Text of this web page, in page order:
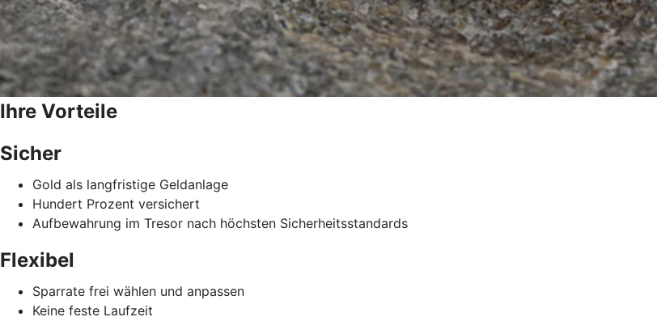
Ihre Vorteile
Sicher
Gold als langfristige Geldanlage
Hundert Prozent versichert
Aufbewahrung im Tresor nach höchsten Sicherheitsstandards
Flexibel
Sparrate frei wählen und anpassen
Keine feste Laufzeit